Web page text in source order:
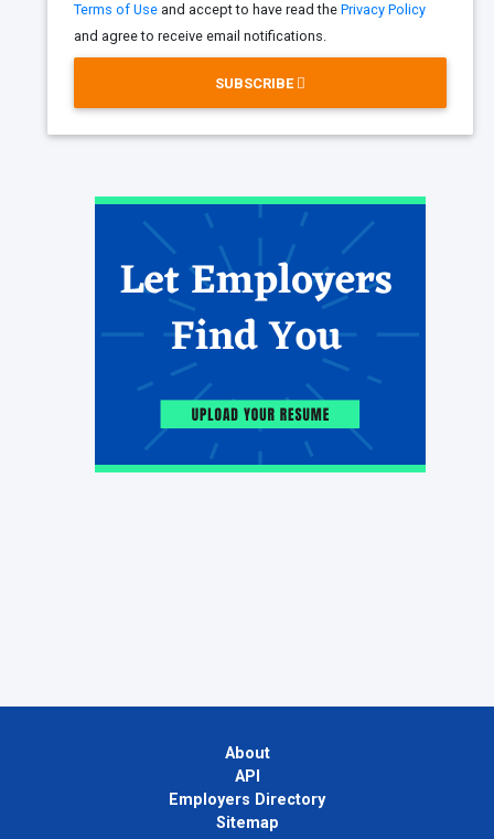
Terms of Use and accept to have read the Privacy Policy
and agree to receive email notifications.
SUBSCRIBE
About
API
Employers Directory
Sitemap